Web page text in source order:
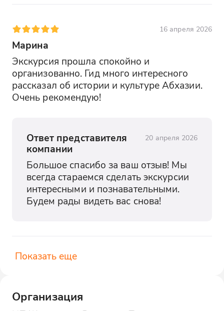
16 апреля 2026
Марина
Экскурсия прошла спокойно и
организованно. Гид много интересного
рассказал об истории и культуре Абхазии.
Очень рекомендую!
Ответ представителя
компании
20 апреля 2026
Большое спасибо за ваш отзыв! Мы
всегда стараемся сделать экскурсии
интересными и познавательными.
Будем рады видеть вас снова!
Показать еще
Организация